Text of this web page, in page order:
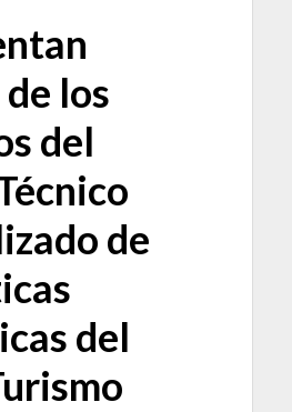
los
del
de
del